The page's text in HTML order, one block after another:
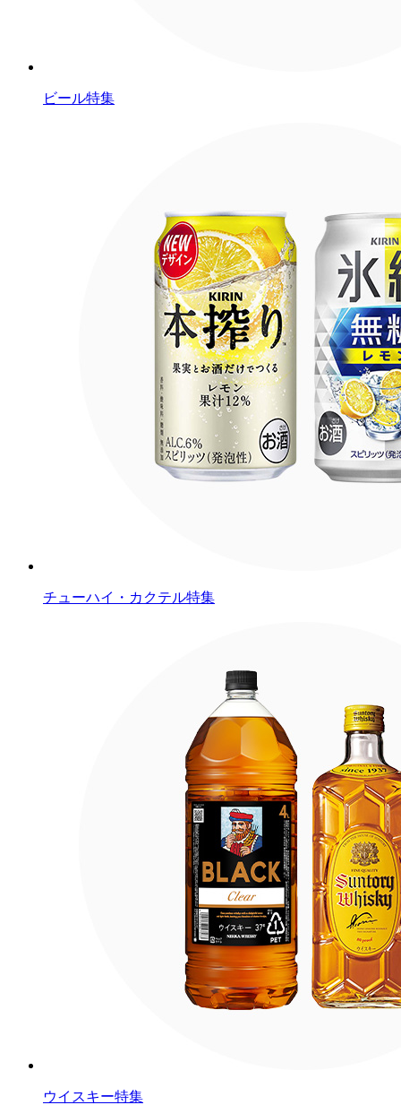
ビール特集
チューハイ・カクテル特集
ウイスキー特集